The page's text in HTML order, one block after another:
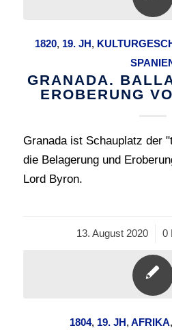
1820, 19. JH,
GRANADA.
EROBERUNG
Granada ist Schauplatz der
die Belagerung und
Lord Byron.
13. August 2020
/ 0
1804, 19. JH,AFRIKA,